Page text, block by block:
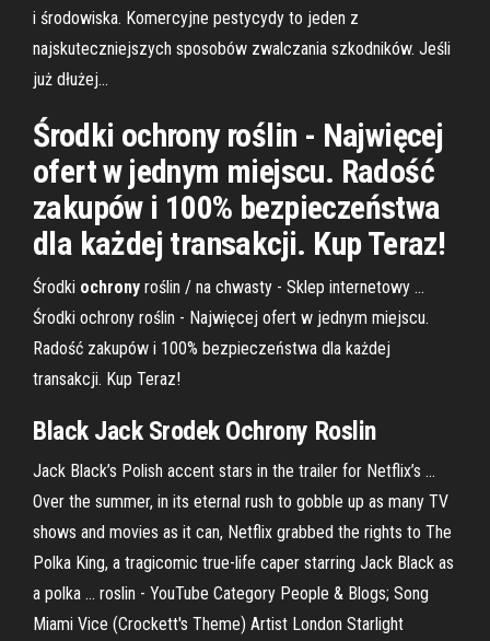
i środowiska. Komercyjne pestycydy to jeden z
najskuteczniejszych sposobów zwalczania szkodników. Jeśli
już dłużej...
Środki ochrony roślin - Najwięcej
ofert w jednym miejscu. Radość
zakupów i 100% bezpieczeństwa
dla każdej transakcji. Kup Teraz!
Środki ochrony roślin / na chwasty - Sklep internetowy ...
Środki ochrony roślin - Najwięcej ofert w jednym miejscu.
Radość zakupów i 100% bezpieczeństwa dla każdej
transakcji. Kup Teraz!
Black Jack Srodek Ochrony Roslin
Jack Black’s Polish accent stars in the trailer for Netflix’s ...
Over the summer, in its eternal rush to gobble up as many TV
shows and movies as it can, Netflix grabbed the rights to The
Polka King, a tragicomic true-life caper starring Jack Black as
a polka ... roslin - YouTube Category People & Blogs; Song
Miami Vice (Crockett's Theme) Artist London Starlight